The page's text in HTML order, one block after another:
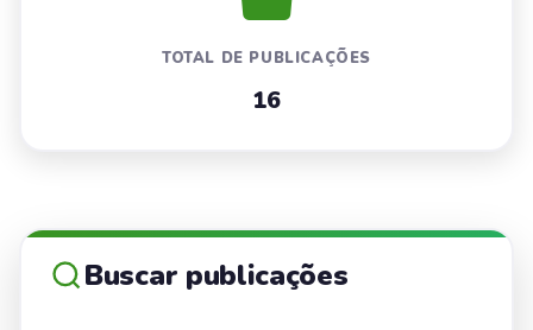
TOTAL DE PUBLICAÇÕES
16
Buscar publicações